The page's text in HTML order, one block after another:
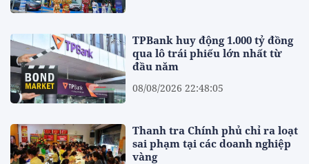
TPBank huy động 1.000 tỷ đồng
qua lô trái phiếu lớn nhất từ
đầu năm
08/08/2026 22:48:05
Thanh tra Chính phủ chỉ ra loạt
sai phạm tại các doanh nghiệp
vàng